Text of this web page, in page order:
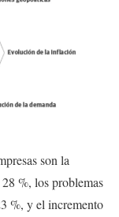
son la
%, los problemas
%, y el incremento